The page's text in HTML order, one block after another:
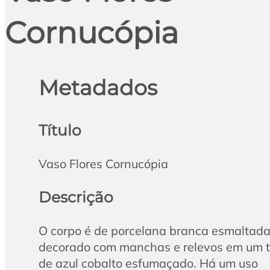
Cornucópia
Metadados
Título
Vaso Flores Cornucópia
Descrição
O corpo é de porcelana branca
decorado com manchas e relevos em um
de azul cobalto esfumaçado. Há um uso